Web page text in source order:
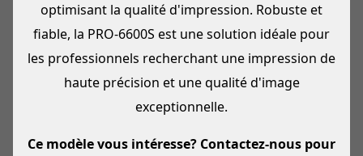
optimisant la qualité d'impression. Robuste et
fiable, la PRO-6600S est une solution idéale pour
les professionnels recherchant une impression de
haute précision et une qualité d'image
exceptionnelle.
Ce modèle vous intéresse? Contactez-nous pour